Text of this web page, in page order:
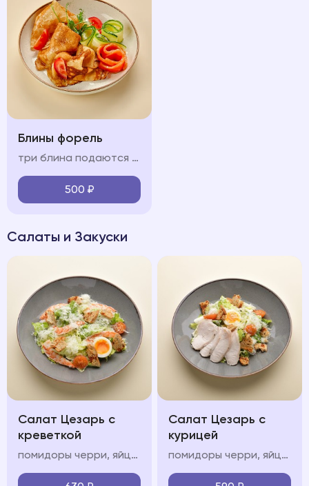
Блины форель
три блина подаются с форелью, огурцом и крем-фрешем
500 ₽
Салаты и Закуски
Салат Цезарь с
креветкой
помидоры черри, яйцо всмятку, креветки, соус «цезарь», зерновые крутоны
Салат Цезарь с
курицей
помидоры черри, яйцо всмятку, курица, соус «цезарь», зерновые крутоны